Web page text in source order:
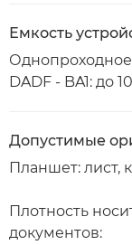
Емкость
Однопроходное
DADF - BA1: до
Допустимые
Планшет: лист,
Плотность
документов: